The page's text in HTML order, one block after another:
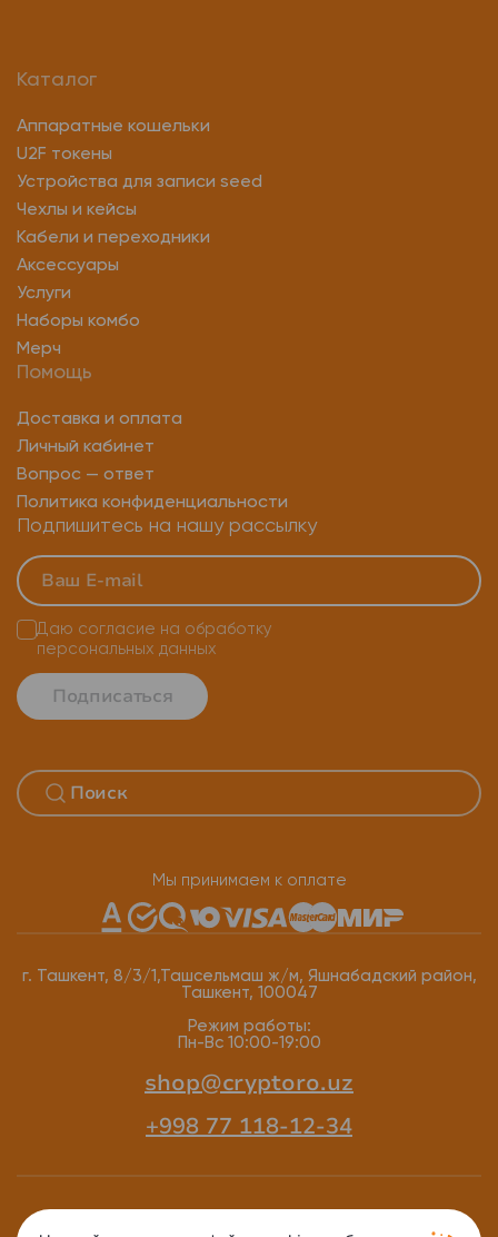
Каталог
Аппаратные кошельки
U2F токены
Устройства для записи seed
Чехлы и кейсы
Кабели и переходники
Аксессуары
Услуги
Наборы комбо
Мерч
Помощь
Доставка и оплата
Личный кабинет
Вопрос — ответ
Политика конфиденциальности
Подпишитесь на нашу рассылку
Подписаться
Даю согласие на обработку
персональных данных
Мы принимаем к оплате
г. Ташкент, 8/3/1,Ташсельмаш ж/м, Яшнабадский район,
Ташкент, 100047
Режим работы:
Пн-Вс 10:00-19:00
shop@cryptoro.uz
+998 77 118-12-34